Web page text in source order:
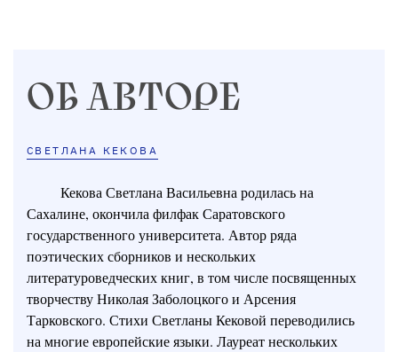
ОБ АВТОРЕ
СВЕТЛАНА КЕКОВА
Кекова Светлана Васильевна родилась на
Сахалине, окончила филфак Саратовского
государственного университета. Автор ряда
поэтических сборников и нескольких
литературоведческих книг, в том числе посвященных
творчеству Николая Заболоцкого и Арсения
Тарковского. Стихи Светланы Кековой переводились
на многие европейские языки. Лауреат нескольких